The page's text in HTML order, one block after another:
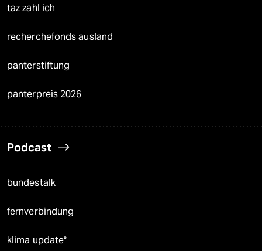
taz zahl ich
recherchefonds ausland
panterstiftung
panterpreis 2026
Podcast
bundestalk
fernverbindung
klima update°